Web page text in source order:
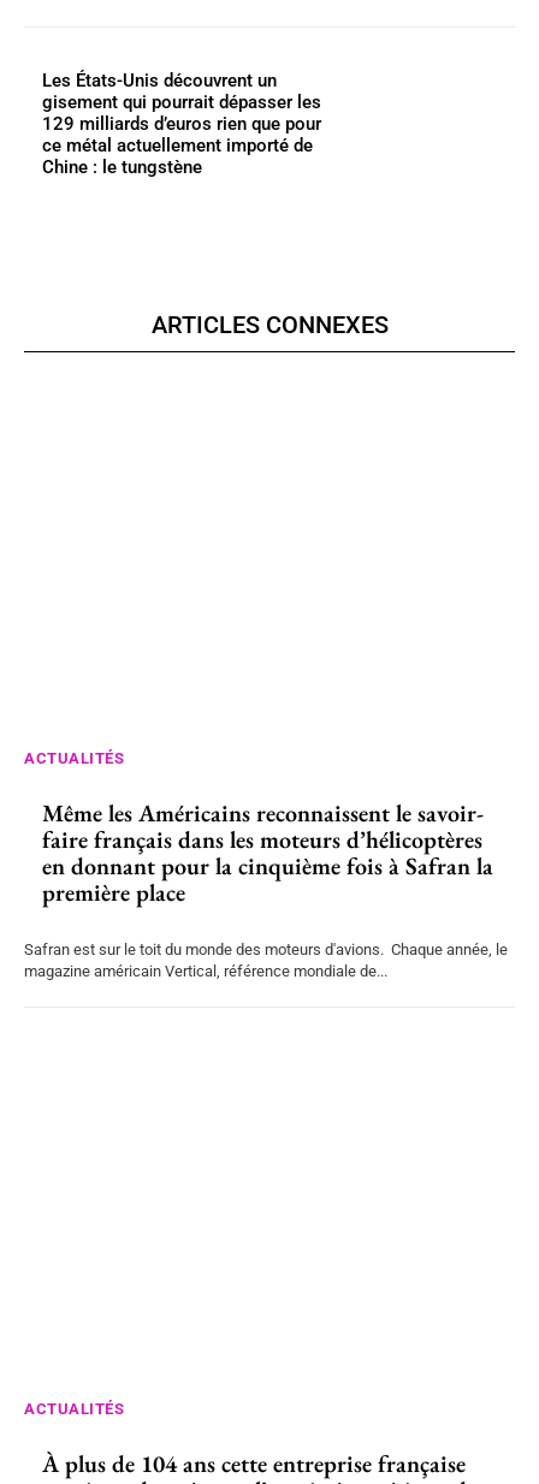
Les États-Unis découvrent un
gisement qui pourrait dépasser les
129 milliards d’euros rien que pour
ce métal actuellement importé de
Chine : le tungstène
ARTICLES CONNEXES
ACTUALITÉS
Même les Américains reconnaissent le savoir-
faire français dans les moteurs d’hélicoptères
en donnant pour la cinquième fois à Safran la
première place
Safran est sur le toit du monde des moteurs d'avions. Chaque année, le
magazine américain Vertical, référence mondiale de...
ACTUALITÉS
À plus de 104 ans cette entreprise française